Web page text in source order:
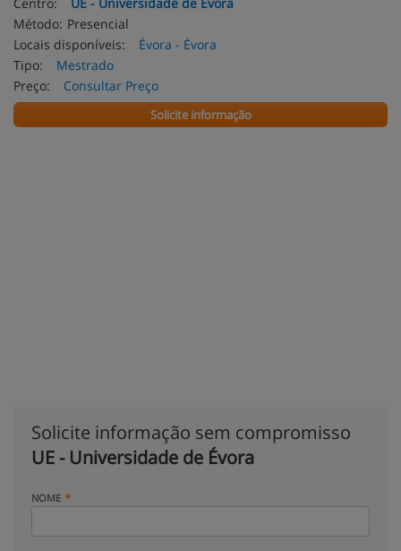
Método: Presencial
Locais disponíveis:
Évora - Évora
Tipo:
Mestrado
Preço:
Consultar Preço
Solicite informação
Solicite informação sem compromisso
UE - Universidade de Évora
NOME